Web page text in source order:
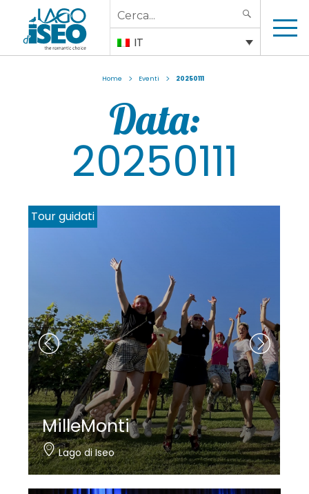
Search
for:
IT
Home > Eventi > 20250111
Data:
20250111
Noleggio imbarcazioni e tour
Nautica Bertelli
Paratico